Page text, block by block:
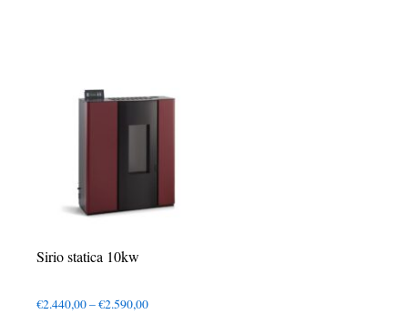
Sirio statica 10kw
€2.440,00–€2.590,00Preisspanne: